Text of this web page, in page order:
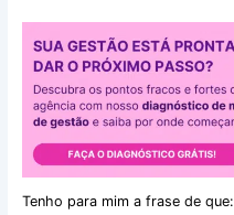
Tenho para mim a frase de que: